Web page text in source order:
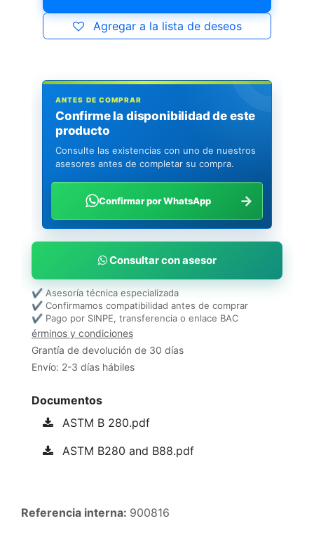
Agregar a la lista de deseos
ANTES DE COMPRAR
Confirme la disponibilidad de este
producto
Consulte las existencias con uno de nuestros
asesores antes de completar su compra.
Confirmar por WhatsApp →
Consultar con asesor
✔ Asesoría técnica especializada
✔ Confirmamos compatibilidad antes de comprar
✔ Pago por SINPE, transferencia o enlace BAC
érminos y condiciones
Grantía de devolución de 30 días
Envío: 2-3 días hábiles
Documentos
ASTM B 280.pdf
ASTM B280 and B88.pdf
Referencia interna: 900816